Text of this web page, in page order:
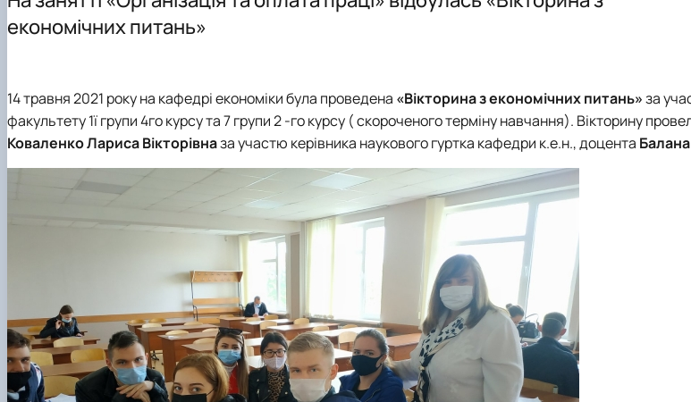
Офіційні Документи
Вибіркові дисципліни
Практична підготовка
Курсові роботи
ОНС "Доктор філософі" (PhD) ОНП "Економіка підприємств та галузей національного…
Події гуртка
Річні звіти гуртка
Стратегія розвитку
Науковий гурток "Соціальний пульс"
План-графік роботи гуртка
Події
Академічна доброчесність
економічних питань»
14 травня 2021 року на кафедрі економіки була проведена «Вікторина з економічних питань»за
факультету 1ї групи 4го курсу та 7 групи 2 -го курсу ( скороченого терміну навчання). Вікторину
Коваленко Лариса Вікторівназа участю керівника наукового гуртка кафедри к.е.н., доцента